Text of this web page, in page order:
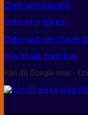
Chính sách bảo mật
Chính sách đổi trả
Chính sách vận chuyển
Điều khoản thanh toán
Bản đồ Google map -